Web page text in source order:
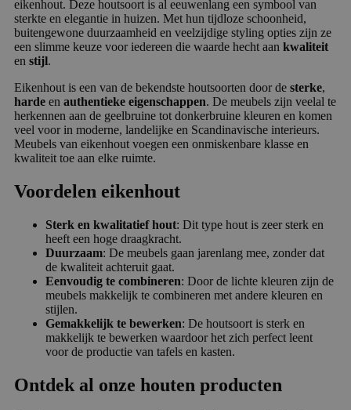
eikenhout. Deze houtsoort is al eeuwenlang een symbool van
sterkte en elegantie in huizen. Met hun tijdloze schoonheid,
buitengewone duurzaamheid en veelzijdige styling opties zijn ze
een slimme keuze voor iedereen die waarde hecht aan kwaliteit
en stijl.
Eikenhout is een van de bekendste houtsoorten door de sterke,
harde en authentieke eigenschappen. De meubels zijn veelal te
herkennen aan de geelbruine tot donkerbruine kleuren en komen
veel voor in moderne, landelijke en Scandinavische interieurs.
Meubels van eikenhout voegen een onmiskenbare klasse en
kwaliteit toe aan elke ruimte.
Voordelen eikenhout
Sterk en kwalitatief hout: Dit type hout is zeer sterk en
heeft een hoge draagkracht.
Duurzaam: De meubels gaan jarenlang mee, zonder dat
de kwaliteit achteruit gaat.
Eenvoudig te combineren: Door de lichte kleuren zijn de
meubels makkelijk te combineren met andere kleuren en
stijlen.
Gemakkelijk te bewerken: De houtsoort is sterk en
makkelijk te bewerken waardoor het zich perfect leent
voor de productie van tafels en kasten.
Ontdek al onze houten producten